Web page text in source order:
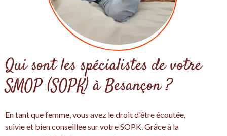
Qui sont les spécialistes de votre
SMOP (SOPK) à Besançon ?
En tant que femme, vous avez le droit d'être écoutée,
suivie et bien conseillee sur votre SOPK. Grâce à la